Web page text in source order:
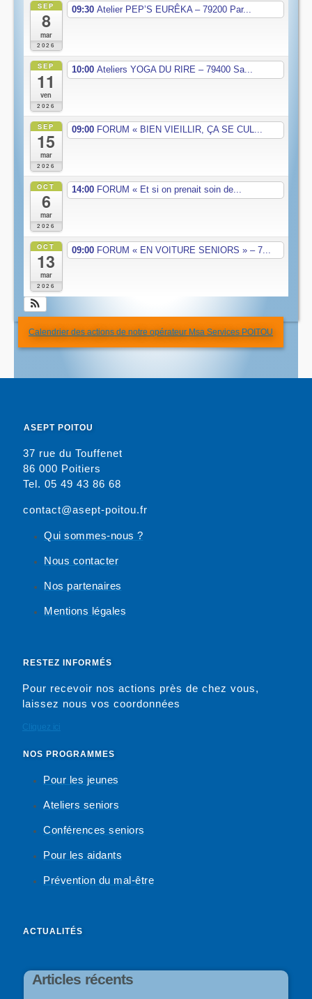
SEP
8
mar
2026
09:30 Atelier PEP’S EURÊKA – 79200 Par...
SEP
11
ven
2026
10:00 Ateliers YOGA DU RIRE – 79400 Sa...
SEP
15
mar
2026
09:00 FORUM « BIEN VIEILLIR, ÇA SE CUL...
OCT
6
mar
2026
14:00 FORUM « Et si on prenait soin de...
OCT
13
mar
2026
09:00 FORUM « EN VOITURE SENIORS » – 7...
Calendrier des actions de notre opérateur Msa Services POITOU
ASEPT POITOU
37 rue du Touffenet
86 000 Poitiers
Tel. 05 49 43 86 68
contact@asept-poitou.fr
Qui sommes-nous ?
Nous contacter
Nos partenaires
Mentions légales
RESTEZ INFORMÉS
Pour recevoir nos actions près de chez vous,
laissez nous vos coordonnées
Cliquez ici
NOS PROGRAMMES
Pour les jeunes
Ateliers seniors
Conférences seniors
Pour les aidants
Prévention du mal-être
ACTUALITÉS
Articles récents